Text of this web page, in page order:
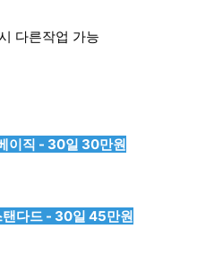
다른작업 가능
이직 - 30일 30만원
탠다드 - 30일 45만원